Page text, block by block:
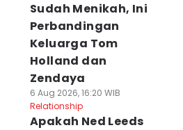
Sudah Menikah, Ini
Perbandingan
Keluarga Tom
Holland dan
Zendaya
6 Aug 2026, 16:20 WIB
Relationship
Apakah Ned Leeds